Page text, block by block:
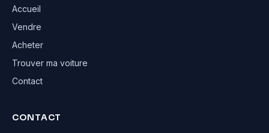
Accueil
Vendre
Acheter
Trouver ma voiture
Contact
CONTACT